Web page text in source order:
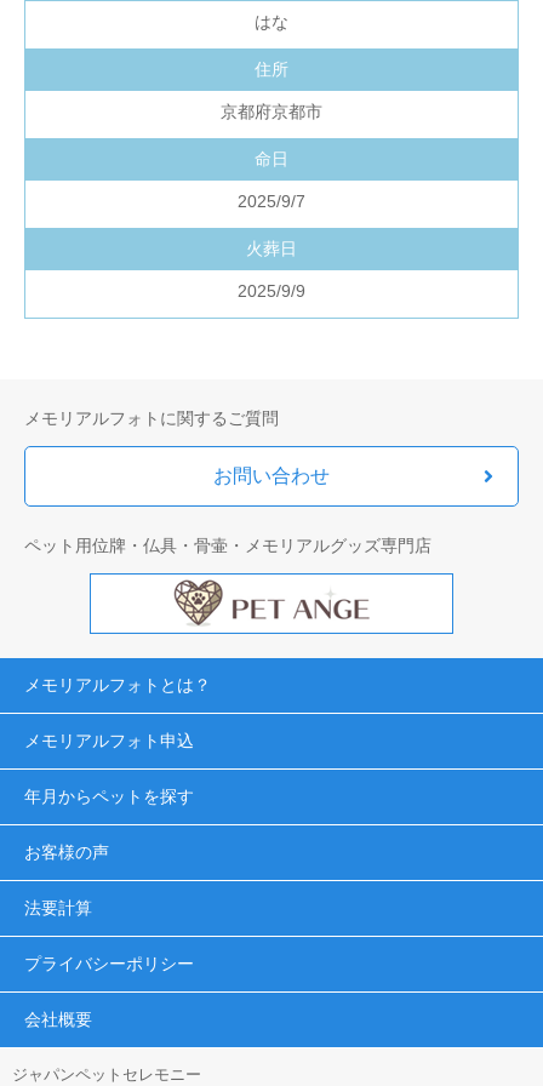
はな
住所
京都府京都市
命日
2025/9/7
火葬日
2025/9/9
メモリアルフォトに関するご質問
お問い合わせ
ペット用位牌・仏具・骨壷・メモリアルグッズ専門店
メモリアルフォトとは？
メモリアルフォト申込
年月からペットを探す
お客様の声
法要計算
プライバシーポリシー
会社概要
ジャパンペットセレモニー